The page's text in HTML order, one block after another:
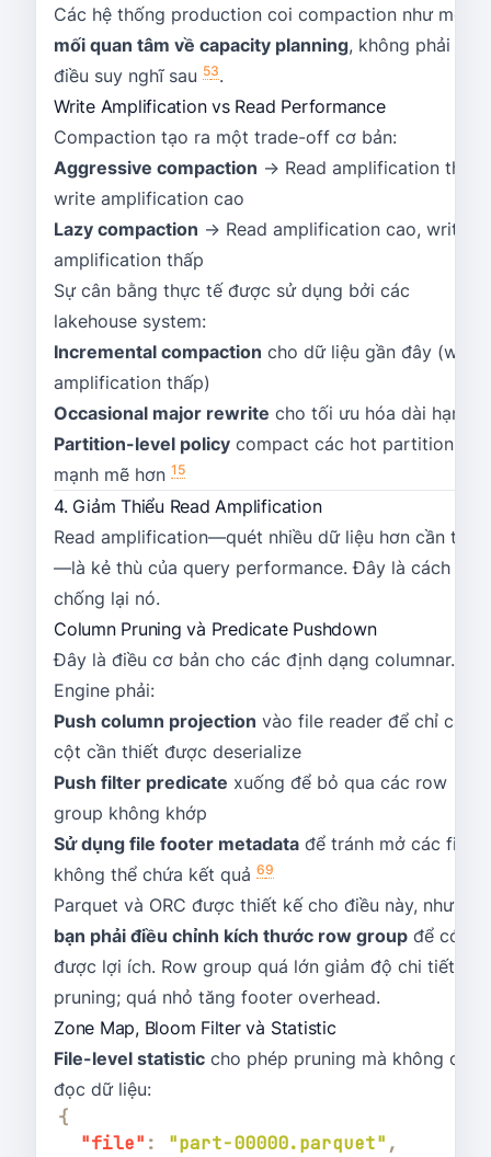
Các hệ thống production coi compaction như một
mối quan tâm về capacity planning, không phải là
điều suy nghĩ sau 53.
Write Amplification vs Read Performance
Compaction tạo ra một trade-off cơ bản:
Aggressive compaction → Read amplification thấp,
write amplification cao
Lazy compaction → Read amplification cao, write
amplification thấp
Sự cân bằng thực tế được sử dụng bởi các
lakehouse system:
Incremental compaction cho dữ liệu gần đây (write
amplification thấp)
Occasional major rewrite cho tối ưu hóa dài hạn
Partition-level policy compact các hot partition
mạnh mẽ hơn 15
4. Giảm Thiểu Read Amplification
Read amplification—quét nhiều dữ liệu hơn cần thiết
—là kẻ thù của query performance. Đây là cách
chống lại nó.
Column Pruning và Predicate Pushdown
Đây là điều cơ bản cho các định dạng columnar.
Engine phải:
Push column projection vào file reader để chỉ các
cột cần thiết được deserialize
Push filter predicate xuống để bỏ qua các row
group không khớp
Sử dụng file footer metadata để tránh mở các file
không thể chứa kết quả 69
Parquet và ORC được thiết kế cho điều này, nhưng
bạn phải điều chỉnh kích thước row group để có
được lợi ích. Row group quá lớn giảm độ chi tiết
pruning; quá nhỏ tăng footer overhead.
Zone Map, Bloom Filter và Statistic
File-level statistic cho phép pruning mà không cần
đọc dữ liệu:
{
"file" : "part-00000.parquet" ,